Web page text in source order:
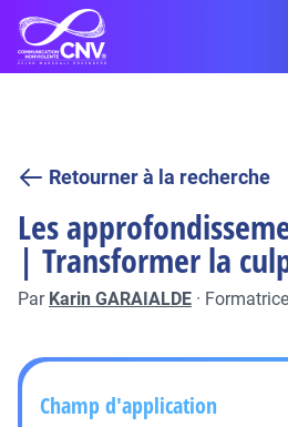
Retourner à la recherche
Les
| Transformer la
Par Karin GARAIALDE ·
Champ d'application